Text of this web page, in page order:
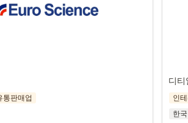
통판매업
디티
인
한